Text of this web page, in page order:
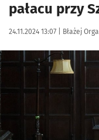
pałacu przy
Data publikacji:
24.11.2024 13:07 | Autor:
Błażej
Kliknij, aby zobaczyć